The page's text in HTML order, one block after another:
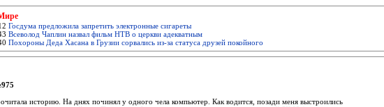
Госдума предложила запретить электронные сигареты
Всеволод Чаплин назвал фильм НТВ о церкви адекватным
Похороны Деда Хасана в Грузии сорвались из-за статуса друзей покойного
историю. На днях починял у одного чела компьютер. Как водится, позади меня выстроились